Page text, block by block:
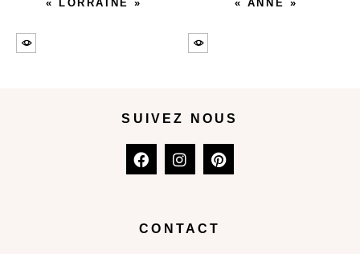
« LORRAINE »
« ANNE »
SUIVEZ NOUS
CONTACT